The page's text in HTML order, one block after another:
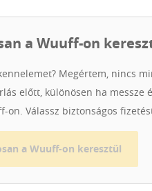
majd a tőlünk
egyáltalán nem feltétel.
lesznek a kicsiknek, és
a koruknak megfelelő
is szívesen adunk
hanem családunk
a Wuuff-on
Megértem, nincs
előtt, különösen ha messze
on. Válassz biztonságos
a Wuuff-on keresztül